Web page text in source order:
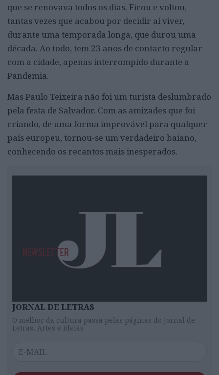
que se renovava todos os dias. Ficou e voltou,
tantas vezes que acabou por decidir aí viver,
durante uma temporada longa, que durou uma
década. Ao todo, tem 23 anos de contacto regular
com a cidade, apenas interrompido durante a
Pandemia.
Mas Paulo Teixeira não foi um turista deslumbrado
pela festa de Salvador. Com as amizades que foi
criando, de uma forma improvável para qualquer
país europeu, tornou-se um verdadeiro baiano,
conhecendo os recantos mais inesperados.
JORNAL DE LETRAS
O melhor da cultura passa pelas páginas do Jornal de
Letras, Artes e Ideias